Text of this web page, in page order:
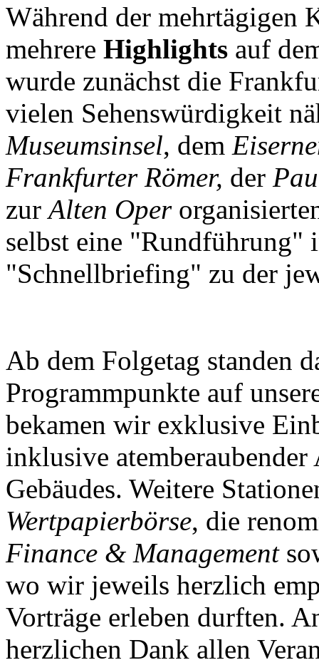
Während der mehrtägigen
mehrere Highlights auf
wurde zunächst die
vielen Sehenswürdigkeit
Museumsinsel, dem
Frankfurter Römer, der
zurAlten Oper
selbst eine "Rundführung"
"Schnellbriefing" zu der
Ab dem Folgetag standen
Programmpunkte auf
bekamen wir exklusive
inklusive
Gebäudes. Weitere
Wertpapierbörse, die
Finance & Management
wo wir jeweils herzlich
Vorträge erleben durften.
herzlichen Dank allen